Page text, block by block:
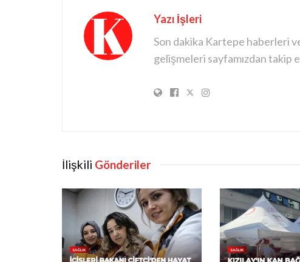
Yazı İşleri
Son dakika Kartepe haberleri
gelişmeleri sayfamızdan takip
İlişkili Gönderiler